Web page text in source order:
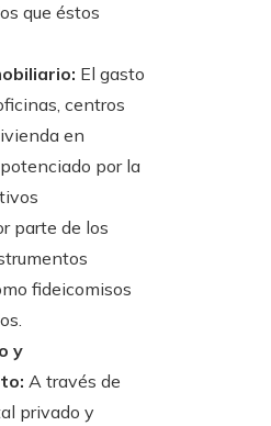
que éstos
El gasto
centros
en
por la
parte de los
fideicomisos
y
A través de
privado y